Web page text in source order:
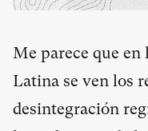
Me parece que en
Latina se ven los
desintegración